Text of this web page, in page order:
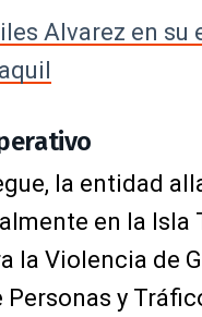
Alvarez en su
la entidad
en la
la Violencia de
Personas y